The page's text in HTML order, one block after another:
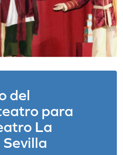
del
para
La
Sevilla